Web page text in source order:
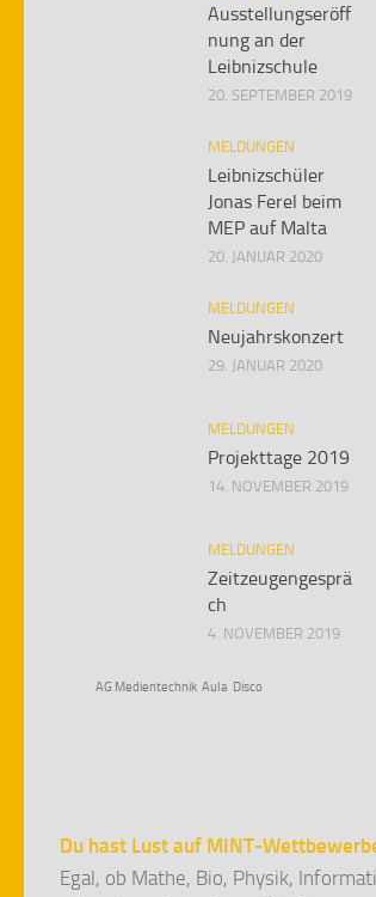
Ausstellungseröff
nung an der
Leibnizschule
20. SEPTEMBER 2019
MELDUNGEN
Leibnizschüler
Jonas Ferel beim
MEP auf Malta
20. JANUAR 2020
MELDUNGEN
Neujahrskonzert
29. JANUAR 2020
MELDUNGEN
Projekttage 2019
14. NOVEMBER 2019
MELDUNGEN
Zeitzeugengesprä
ch
4. NOVEMBER 2019
AG Medientechnik Aula Disco
Du hast Lust auf MINT-
Egal, ob Mathe, Bio, Physik,